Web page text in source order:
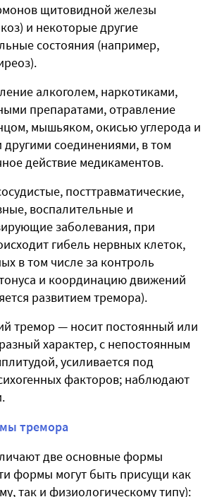
щитовидной железы
и некоторые другие
состояния (например,
алкоголем, наркотиками,
препаратами, отравление
мышьяком, окисью углерода и
соединениями, в том
действие медикаментов.
посттравматические,
воспалительные и
заболевания, при
гибель нервных клеток,
в том числе за контроль
и координацию движений
развитием тремора).
тремор — носит постоянный или
характер, с непостоянным
усиливается под
факторов; наблюдают
тремора
две основные формы
формы могут быть присущи как
так и физиологическому типу):